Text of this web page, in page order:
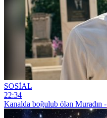
SOSİAL
22:34
Kanalda boğulub ölən Muradın -